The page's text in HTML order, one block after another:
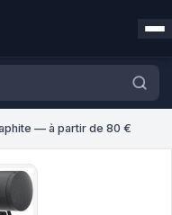
— à partir de 80 €